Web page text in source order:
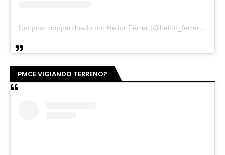
Um post compartilhado por Heitor Férrer (@heitor_ferrer77)
PMCE VIGIANDO TERRENO?